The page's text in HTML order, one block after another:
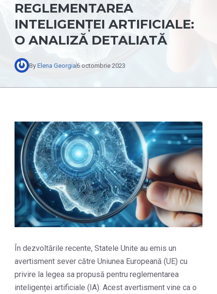
REGLEMENTAREA
INTELIGENȚEI ARTIFICIALE:
O ANALIZĂ DETALIATĂ
By Elena Georgia6 octombrie 2023
În dezvoltările recente, Statele Unite au emis un
avertisment sever către Uniunea Europeană (UE) cu
privire la legea sa propusă pentru reglementarea
inteligenței artificiale (IA). Acest avertisment vine ca o